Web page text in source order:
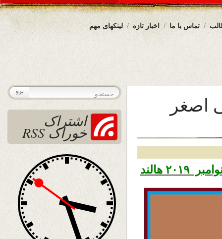
لینکهای مهم اخبار تازه تماس با ما
اصغر
اشتراک
خوراک RSS